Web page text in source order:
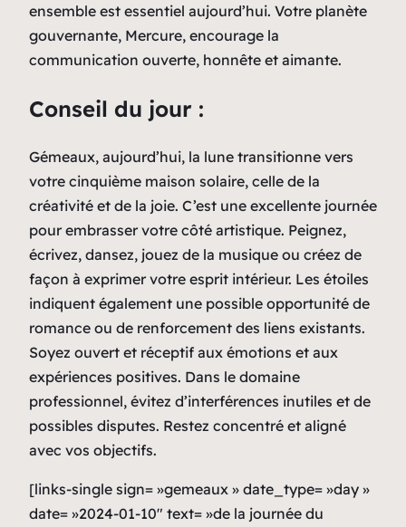
ensemble est essentiel aujourd’hui. Votre planète
gouvernante, Mercure, encourage la
communication ouverte, honnête et aimante.
Conseil du jour :
Gémeaux, aujourd’hui, la lune transitionne vers
votre cinquième maison solaire, celle de la
créativité et de la joie. C’est une excellente journée
pour embrasser votre côté artistique. Peignez,
écrivez, dansez, jouez de la musique ou créez de
façon à exprimer votre esprit intérieur. Les étoiles
indiquent également une possible opportunité de
romance ou de renforcement des liens existants.
Soyez ouvert et réceptif aux émotions et aux
expériences positives. Dans le domaine
professionnel, évitez d’interférences inutiles et de
possibles disputes. Restez concentré et aligné
avec vos objectifs.
[links-single sign= »gemeaux » date_type= »day »
date= »2024-01-10″ text= »de la journée du